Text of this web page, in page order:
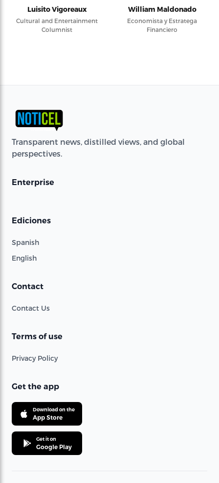
Luisito Vigoreaux
Cultural and Entertainment
Columnist
William Maldonado
Economista y Estratega
Financiero
Transparent news, distilled views, and global
perspectives.
Enterprise
Ediciones
Spanish
English
Contact
Contact Us
Terms of use
Privacy Policy
Get the app
Download on the
App Store
Get it on
Google Play